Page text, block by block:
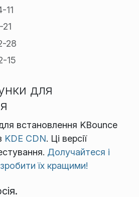
11
28
15
для
встановлення KBounce
KDE CDN. Ці версії
Долучайтеся і
їх кращими!